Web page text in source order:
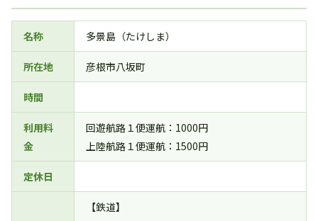
名称 多景島（たけしま）
所在地 彦根市八坂町
時間
利用料
金
回遊航路１便運航：1000円
上陸航路１便運航：1500円
定休日
【鉄道】